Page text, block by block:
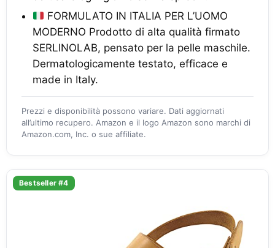
FORMULATO IN ITALIA PER L’UOMO
MODERNO Prodotto di alta qualità firmato
SERLINOLAB, pensato per la pelle maschile.
Dermatologicamente testato, efficace e
made in Italy.
Prezzi e disponibilità possono variare. Dati aggiornati
all’ultimo recupero. Amazon e il logo Amazon sono marchi di
Amazon.com, Inc. o sue affiliate.
Bestseller #4